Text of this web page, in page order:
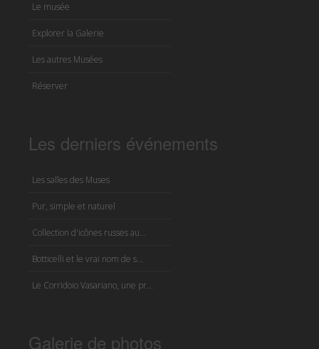
Le musée
Explorer la Galerie
Les autres Musées
Réserver
Les derniers événements
Les salles des Muses
Pur, simple et naturel
Collection d'icônes russes au...
Botticelli et le vrai nom de s...
Le Corridoio Vasariano, une pr...
Galerie de photos